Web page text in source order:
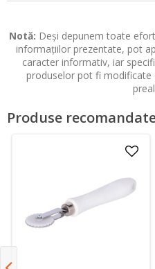
Notă: Deși depunem toate
informațiilor prezentate, pot
caracter informativ, iar
produselor pot fi
Produse